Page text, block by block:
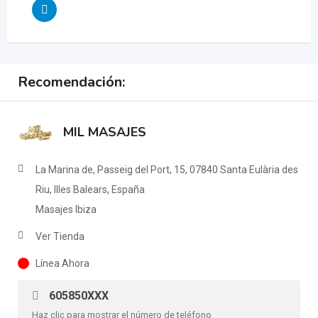
Recomendación:
MIL MASAJES
La Marina de, Passeig del Port, 15, 07840 Santa Eulària des
Riu, Illes Balears, España
Masajes Ibiza
Ver Tienda
Línea Ahora
605850XXX
Haz clic para mostrar el número de teléfono